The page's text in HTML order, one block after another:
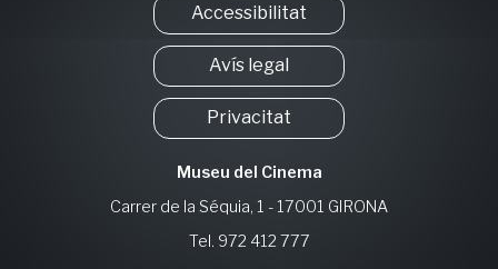
Accessibilitat
Avís legal
Privacitat
Museu del Cinema
Carrer de la Séquia, 1 - 17001 GIRONA
Tel. 972 412 777